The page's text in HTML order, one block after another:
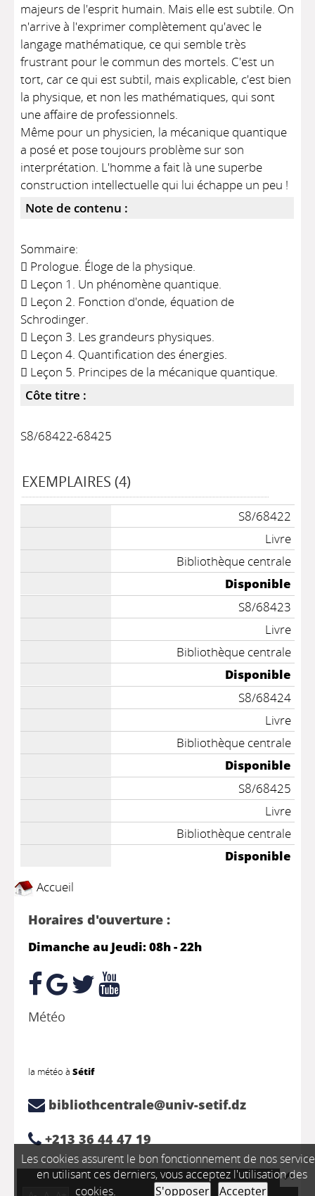
majeurs de l'esprit humain. Mais elle est subtile. On
n'arrive à l'exprimer complètement qu'avec le
langage mathématique, ce qui semble très
frustrant pour le commun des mortels. C'est un
tort, car ce qui est subtil, mais explicable, c'est bien
la physique, et non les mathématiques, qui sont
une affaire de professionnels.
Même pour un physicien, la mécanique quantique
a posé et pose toujours problème sur son
interprétation. L'homme a fait là une superbe
construction intellectuelle qui lui échappe un peu !
Note de contenu :
Sommaire:
 Prologue. Éloge de la physique.
 Leçon 1. Un phénomène quantique.
 Leçon 2. Fonction d'onde, équation de
Schrodinger.
 Leçon 3. Les grandeurs physiques.
 Leçon 4. Quantification des énergies.
 Leçon 5. Principes de la mécanique quantique.
Côte titre :
S8/68422-68425
EXEMPLAIRES (4)
S8/68422
Livre
Bibliothèque centrale
Disponible
S8/68423
Livre
Bibliothèque centrale
Disponible
S8/68424
Livre
Bibliothèque centrale
Disponible
S8/68425
Livre
Bibliothèque centrale
Disponible
Accueil
Horaires d'ouverture :
Dimanche au Jeudi: 08h - 22h
Météo
la météo à Sétif
bibliothcentrale@univ-setif.dz
+213 36 44 47 19
Les cookies assurent le bon fonctionnement de nos
en utilisant ces derniers, vous acceptez l'utilisation des
cookies.
S'opposer Accepter